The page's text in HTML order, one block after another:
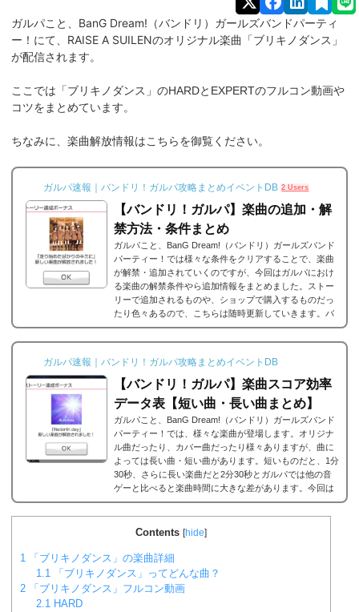
ガルパこと、BanG Dream!（バンドリ）ガールズバンドパーティ
ー！にて、RAISE A SUILENのオリジナル楽曲「ブリキノダンス」
が配信されます。
ここでは「ブリキノダンス」のHARDとEXPERTのフルコン動画や
コツをまとめています。
ちなみに、楽曲解放情報はこちらを御覧ください。
ガルパ速報｜バンドリ！ガルパ攻略まとめイベントDB 2 Users
【バンドリ！ガルパ】楽曲の追加・解
禁方法・条件まとめ
ガルパこと、BanG Dream!（バンドリ）ガールズバンド
パーティー！では様々な条件をクリアすることで、楽曲
が解禁・追加されていくのですが、今回はガルパにおけ
る楽曲の解禁条件やら追加情報をまとめました。ストー
リーで追加されるものや、ショップで購入するものだっ
たり色々あるので、こちらは随時更新していきます。バ
ンドリ/ガルパの楽曲の追加・解禁方法一覧それでは、バ
ンドリ/ガルパに於ける楽曲の追加・解禁方法一覧です。
り、いろいろな条件があると思うのですが、それぞれ...
ガルパ速報｜バンドリ！ガルパ攻略まとめイベントDB
【バンドリ！ガルパ】楽曲スコア効率
データ表【短い曲・長い曲まとめ】
ガルパこと、BanG Dream!（バンドリ）ガールズバンド
パーティー！では、様々な楽曲が登場します。オリジナ
ル曲だったり、カバー曲だったり様々ありますが、曲に
よっては長い曲・短い曲があります。短いものだと、1分
30秒、さらに長い楽曲だと2分30秒とガルパでは他の音
ゲーと比べると楽曲時間に大きな差があります。今回は
ガルパに登場する楽曲の長い曲、短い曲のまとめや、イ
ベント周回におすすめの楽曲などをまとめました。楽曲
別スコア効率表(協力ライブ) ↓別タブで見る場合はこち
Contents [hide]
1 「ブリキノダンス」の楽曲詳細
1.1 「ブリキノダンス」ってどんな曲？
2 「ブリキノダンス」フルコン動画
2.1 HARD